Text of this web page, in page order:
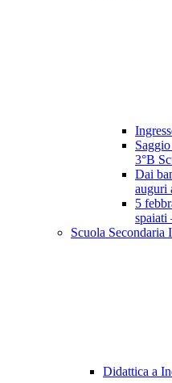
3°B
Dai
auguri
5
spaiati
Scuola Secondaria
Didattica a